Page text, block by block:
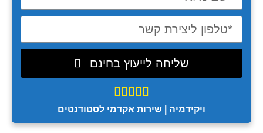
שליחה לייעוץ בחינם





ויקידמיה | שירות אקדמי לסטודנטים